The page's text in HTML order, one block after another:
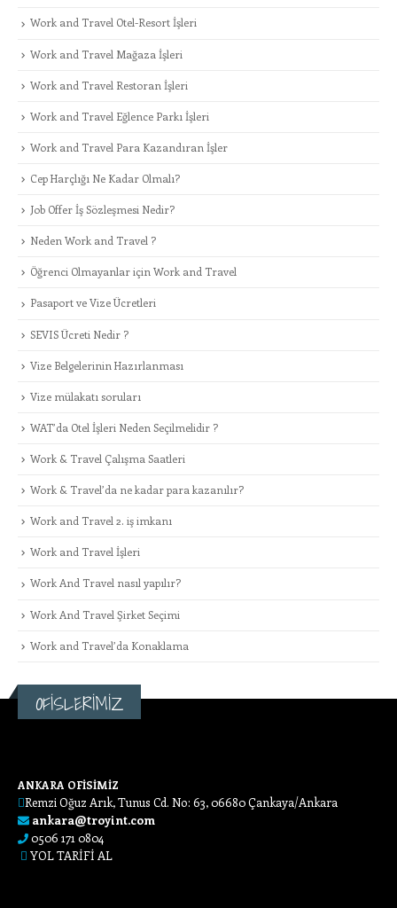
Work and Travel Otel-Resort İşleri
Work and Travel Mağaza İşleri
Work and Travel Restoran İşleri
Work and Travel Eğlence Parkı İşleri
Work and Travel Para Kazandıran İşler
Cep Harçlığı Ne Kadar Olmalı?
Job Offer İş Sözleşmesi Nedir?
Neden Work and Travel ?
Öğrenci Olmayanlar için Work and Travel
Pasaport ve Vize Ücretleri
SEVIS Ücreti Nedir ?
Vize Belgelerinin Hazırlanması
Vize mülakatı soruları
WAT’da Otel İşleri Neden Seçilmelidir ?
Work & Travel Çalışma Saatleri
Work & Travel’da ne kadar para kazanılır?
Work and Travel 2. iş imkanı
Work and Travel İşleri
Work And Travel nasıl yapılır?
Work And Travel Şirket Seçimi
Work and Travel’da Konaklama
OFİSLERİMİZ
ANKARA OFİSİMİZ
Remzi Oğuz Arık, Tunus Cd. No: 63, 06680 Çankaya/Ankara
ankara@troyint.com
0506 171 0804
YOL TARİFİ AL